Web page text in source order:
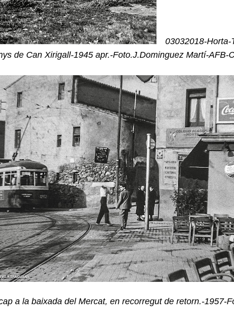
03032018-Horta-
de Can Xirigall-1945 apr.-Foto.J.Dominguez Martí-AFB-
a la baixada del Mercat, en recorregut de retorn.-1957-